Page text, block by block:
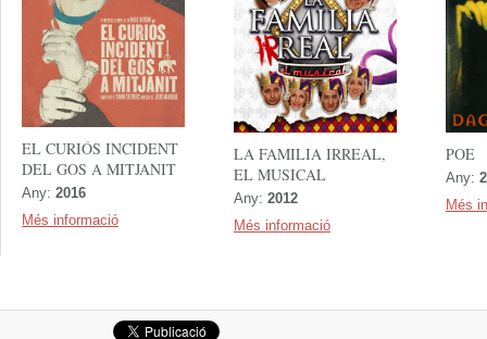
EL CURIÓS INCIDENT
DEL GOS A MITJANIT
Any: 2016
Més informació
LA FAMILIA IRREAL,
EL MUSICAL
Any: 2012
Més informació
POE
Any:
Més